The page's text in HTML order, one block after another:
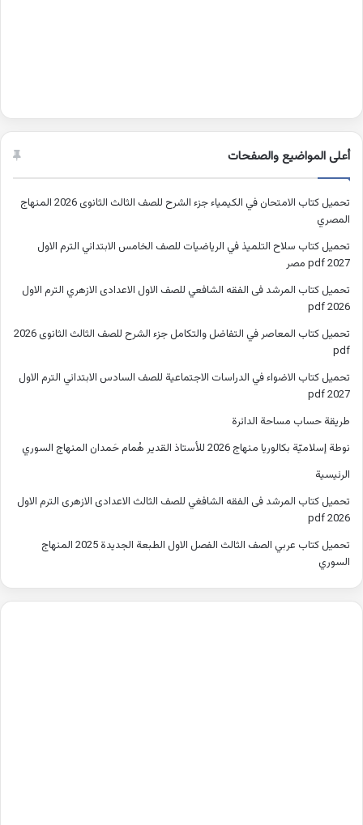
أعلى المواضيع والصفحات
تحميل كتاب الامتحان في الكيمياء جزء الشرح للصف الثالث الثانوى 2026 المنهاج
المصري
تحميل كتاب سلاح التلميذ في الرياضيات للصف الخامس الابتدائي الترم الاول
2027 pdf مصر
تحميل كتاب المرشد فى الفقه الشافعي للصف الاول الاعدادى الازهري الترم الاول
2026 pdf
تحميل كتاب المعاصر في التفاضل والتكامل جزء الشرح للصف الثالث الثانوى 2026
pdf
تحميل كتاب الاضواء في الدراسات الاجتماعية للصف السادس الابتدائي الترم الاول
2027 pdf
طريقة حساب مساحة الدائرة
نوطة إسلاميّة بكالوريا منهاج 2026 للأستاذ القدير هُمام حَمدان المنهاج السوري
الرئيسية
تحميل كتاب المرشد فى الفقه الشافغي للصف الثالث الاعدادى الازهرى الترم الاول
2026 pdf
تحميل كتاب عربي الصف الثالث الفصل الاول الطبعة الجديدة 2025 المنهاج
السوري